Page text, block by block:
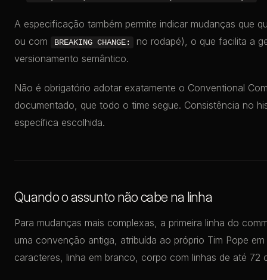
A especificação também permite indicar mudanças que
ou com
BREAKING CHANGE:
no rodapé), o que facilita a
versionamento semântico.
Não é obrigatório adotar exatamente o Conventional
documentado, que todo o time segue. Consistência no
específica escolhida.
Quando o assunto não cabe na linha
Para mudanças mais complexas, a primeira linha do
uma convenção antiga, atribuída ao próprio Tim Pope
caracteres, linha em branco, corpo com linhas de até 72